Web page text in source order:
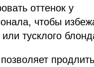
оттенок у
чтобы
тусклого